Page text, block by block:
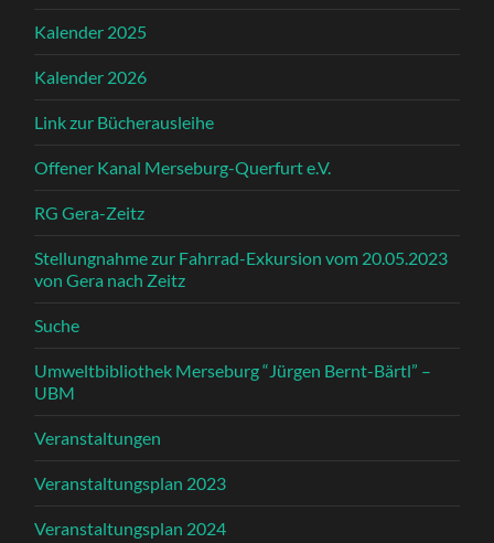
Kalender 2025
Kalender 2026
Link zur Bücherausleihe
Offener Kanal Merseburg-Querfurt e.V.
RG Gera-Zeitz
Stellungnahme zur Fahrrad-Exkursion vom 20.05.2023
von Gera nach Zeitz
Suche
Umweltbibliothek Merseburg “Jürgen Bernt-Bärtl” –
UBM
Veranstaltungen
Veranstaltungsplan 2023
Veranstaltungsplan 2024